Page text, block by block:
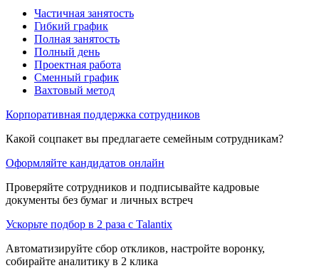
Частичная занятость
Гибкий график
Полная занятость
Полный день
Проектная работа
Сменный график
Вахтовый метод
Корпоративная поддержка сотрудников
Какой соцпакет вы предлагаете семейным сотрудникам?
Оформляйте кандидатов онлайн
Проверяйте сотрудников и подписывайте кадровые
документы без бумаг и личных встреч
Ускорьте подбор в 2 раза с Talantix
Автоматизируйте сбор откликов, настройте воронку,
собирайте аналитику в 2 клика